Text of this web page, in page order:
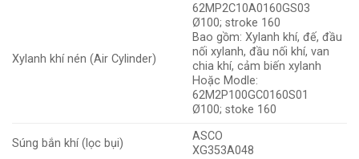
Xylanh khí nén (Air Cylinder)
62MP2C10A0160GS03
Ø100; stroke 160
Bao gồm: Xylanh khí, đế, đầu
nối xylanh, đầu nối khí, van
chia khí, cảm biến xylanh
Hoặc Modle:
62M2P100GC0160S01
Ø100; stoke 160
Súng bắn khí (lọc bụi)
ASCO
XG353A048